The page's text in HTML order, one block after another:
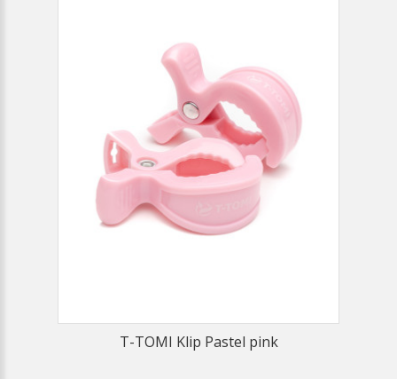
T-TOMI Klip Pastel pink